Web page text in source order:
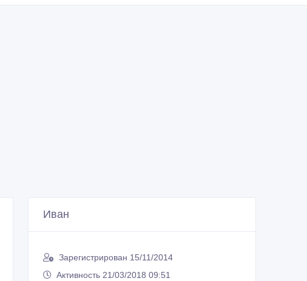
Иван
Зарегистрирован 15/11/2014
Активность 21/03/2018 09:51